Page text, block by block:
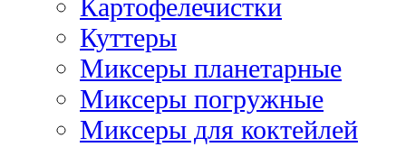
Картофелечистки
Куттеры
Миксеры планетарные
Миксеры погружные
Миксеры для коктейлей